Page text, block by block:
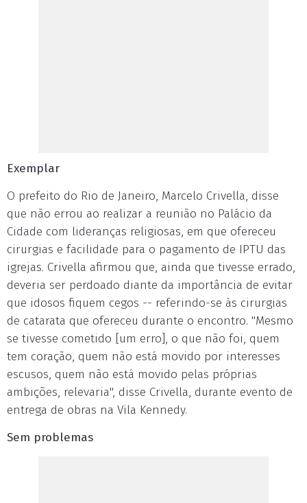
Exemplar
O prefeito do Rio de Janeiro, Marcelo Crivella, disse
que não errou ao realizar a reunião no Palácio da
Cidade com lideranças religiosas, em que ofereceu
cirurgias e facilidade para o pagamento de IPTU das
igrejas. Crivella afirmou que, ainda que tivesse errado,
deveria ser perdoado diante da importância de evitar
que idosos fiquem cegos -- referindo-se às cirurgias
de catarata que ofereceu durante o encontro. "Mesmo
se tivesse cometido [um erro], o que não foi, quem
tem coração, quem não está movido por interesses
escusos, quem não está movido pelas próprias
ambições, relevaria", disse Crivella, durante evento de
entrega de obras na Vila Kennedy.
Sem problemas